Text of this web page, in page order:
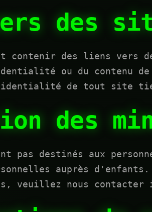
des
contenir des liens vers
ou du contenu
de tout site
des
pas destinés aux
auprès
veuillez nous contacter